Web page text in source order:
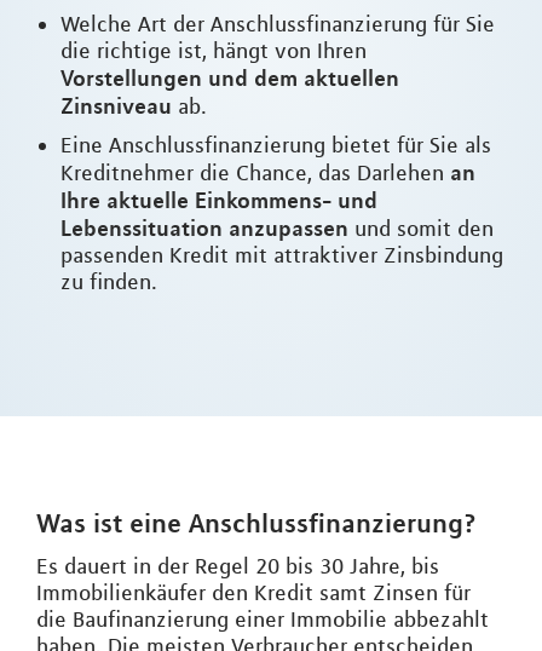
Welche Art der Anschlussfinanzierung für Sie
die richtige ist, hängt von Ihren
Vorstellungen und dem aktuellen
Zinsniveau ab.
Eine Anschlussfinanzierung bietet für Sie als
Kreditnehmer die Chance, das Darlehen an
Ihre aktuelle Einkommens- und
Lebenssituation anzupassen und somit den
passenden Kredit mit attraktiver Zinsbindung
zu finden.
Was ist eine Anschlussfinanzierung?
Es dauert in der Regel 20 bis 30 Jahre, bis
Immobilienkäufer den Kredit samt Zinsen für
die Baufinanzierung einer Immobilie abbezahlt